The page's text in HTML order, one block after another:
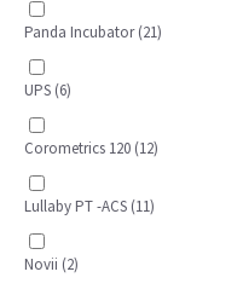
Panda Incubator (21)
UPS (6)
Corometrics 120 (12)
Lullaby PT -ACS (11)
Novii (2)